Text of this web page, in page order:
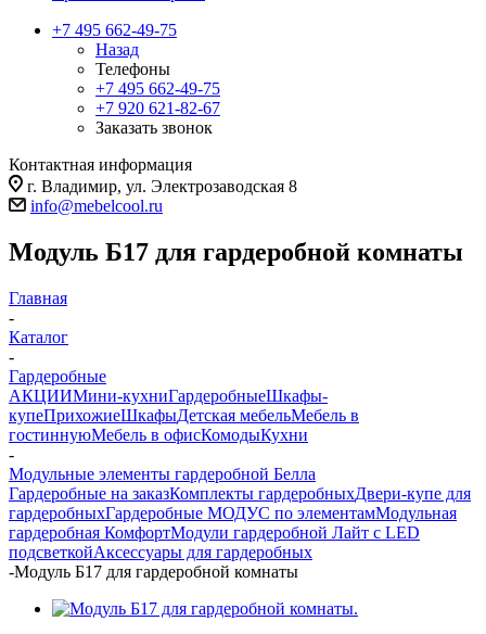
+7 495 662-49-75
Назад
Телефоны
+7 495 662-49-75
+7 920 621-82-67
Заказать звонок
Контактная информация
г. Владимир, ул. Электрозаводская 8
info@mebelcool.ru
Модуль Б17 для гардеробной комнаты
Главная
-
Каталог
-
Гардеробные
АКЦИИМини-кухниГардеробныеШкафы-
купеПрихожиеШкафыДетская мебельМебель в
гостиннуюМебель в офисКомодыКухни
-
Модульные элементы гардеробной Белла
Гардеробные на заказКомплекты гардеробныхДвери-купе для
гардеробныхГардеробные МОДУС по элементамМодульная
гардеробная КомфортМодули гардеробной Лайт с LED
подсветкойАксессуары для гардеробных
-Модуль Б17 для гардеробной комнаты